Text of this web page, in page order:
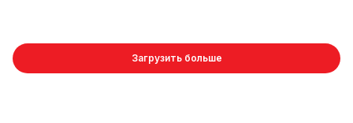
Загрузить больше